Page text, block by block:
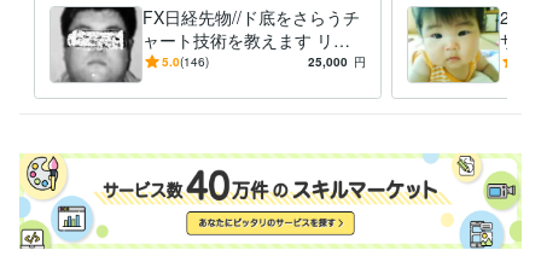
FX日経先物//ド底をさらうチ
ャート技術を教えます リア
タイ出来ない販売者の教材巡
5.0(146) 25,000 円
2点
サク
競艇
ュア